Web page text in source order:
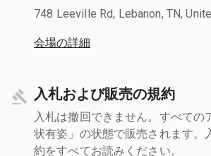
748 Leeville Rd, Lebanon, TN,
会場の詳細
入札および販売の規約
入札は撤回できません。すべての
状有姿」の状態で販売されます。
約をすべてお読みください。